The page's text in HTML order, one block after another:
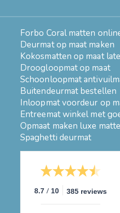
Forbo Coral matten
Deurmat op maat maken
Kokosmatten op maat
Droogloopmat op maat
Schoonloopmat
Buitendeurmat bestellen
Inloopmat voordeur op
Entreemat winkel met
Opmaat maken luxe
Spaghetti deurmat
8.7 / 10 385 reviews